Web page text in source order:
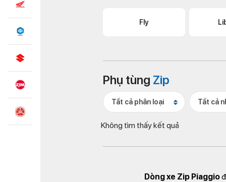
Fly
Phụ tùng Zip
Tất cả phân loại Tất cả
Không tìm thấy kết quả
Dòng xe Zip Piaggio